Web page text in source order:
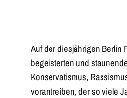
Auf der diesjährigen Berlin
begeisterten und
Konservatismus,
vorantreiben, der so viele